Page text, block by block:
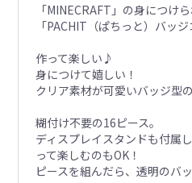
「MINECRAFT」の身につけ
「PACHIT（ぱちっと）バッ
作って楽しい♪
身につけて嬉しい！
クリア素材が可愛いバッジ型
糊付け不要の16ピース。
ディスプレイスタンドも付属
って楽しむのもOK！
ピースを組んだら、透明のバ